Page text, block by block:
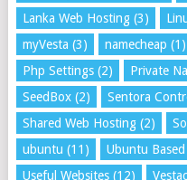
Lanka Web Hosting(3)
myVesta (3) namecheap (1)
Php Settings(2) Private
SeedBox(2) Sentora
Shared Web Hosting(2)
ubuntu (11) Ubuntu Based
Useful Websites(12)